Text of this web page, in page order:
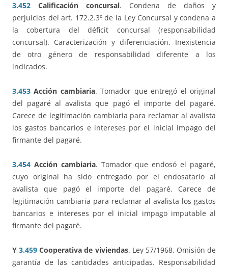
3.452 Calificación concursal. Condena de daños y
perjuicios del art. 172.2.3º de la Ley Concursal y condena a
la cobertura del déficit concursal (responsabilidad
concursal). Caracterización y diferenciación. Inexistencia
de otro género de responsabilidad diferente a los
indicados.
3.453Acción cambiaria. Tomador que entregó el original
del pagaré al avalista que pagó el importe del pagaré.
Carece de legitimación cambiaria para reclamar al avalista
los gastos bancarios e intereses por el inicial impago del
firmante del pagaré.
3.454 Acción cambiaria. Tomador que endosó el pagaré,
cuyo original ha sido entregado por el endosatario al
avalista que pagó el importe del pagaré. Carece de
legitimación cambiaria para reclamar al avalista los gastos
bancarios e intereses por el inicial impago imputable al
firmante del pagaré.
Y3.459 Cooperativa de viviendas. Ley 57/1968. Omisión de
garantía de las cantidades anticipadas. Responsabilidad